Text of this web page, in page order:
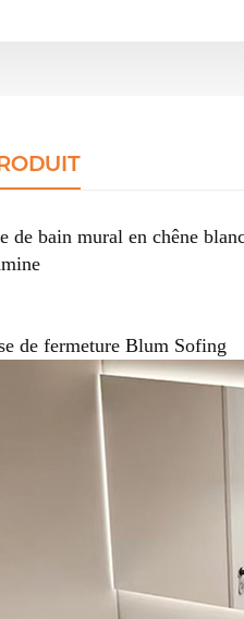
de bain mural en chêne
de fermeture Blum Sofing